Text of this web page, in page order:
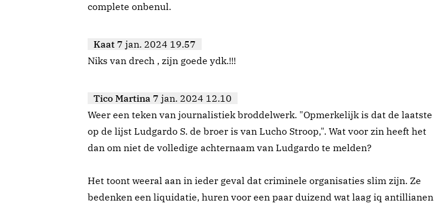
complete onbenul.
Kaat 7 jan. 2024 19.57
Niks van drech , zijn goede ydk.!!!
Tico Martina 7 jan. 2024 12.10
Weer een teken van journalistiek broddelwerk. "Opmerkelijk is dat de laatste
op de lijst Ludgardo S. de broer is van Lucho Stroop,". Wat voor zin heeft het
dan om niet de volledige achternaam van Ludgardo te melden?
Het toont weeral aan in ieder geval dat criminele organisaties slim zijn. Ze
bedenken een liquidatie, huren voor een paar duizend wat laag iq antillianen